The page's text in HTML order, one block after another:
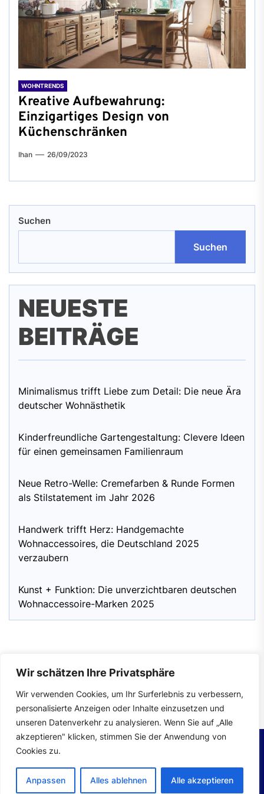
Wir schätzen Ihre Privatsphäre
Wir verwenden Cookies, um Ihr Surferlebnis zu verbessern,
personalisierte Anzeigen oder Inhalte einzusetzen und
unseren Datenverkehr zu analysieren. Wenn Sie auf „Alle
akzeptieren" klicken, stimmen Sie der Anwendung von
Cookies zu.
Anpassen Alles ablehnen Alle akzeptieren
WOHNTRENDS
Kreative Aufbewahrung:
Einzigartiges Design von
Küchenschränken
Ihan 26/09/2023
Suchen
Suchen
NEUESTE
BEITRÄGE
Minimalismus trifft Liebe zum Detail: Die neue Ära
deutscher Wohnästhetik
Kinderfreundliche Gartengestaltung: Clevere Ideen
für einen gemeinsamen Familienraum
Neue Retro-Welle: Cremefarben & Runde Formen
als Stilstatement im Jahr 2026
Handwerk trifft Herz: Handgemachte
Wohnaccessoires, die Deutschland 2025
verzaubern
Kunst + Funktion: Die unverzichtbaren deutschen
Wohnaccessoire-Marken 2025
Impressum|Datenschutzerklärung
Copyright © 2026 wohntrends.All rights reserved.
Theme: Mahalo By
Themeinwp.Powered byWordPress.